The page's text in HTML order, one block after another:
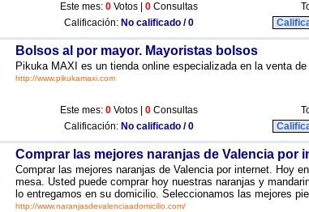
Este mes: 0 Votos | 0 Consultas
Calificación: No calificado / 0
Bolsos al por mayor. Mayoristas bolsos
Pikuka MAXI es un tienda online especializada en la venta
http://www.pikukamaxi.com
Este mes: 0 Votos | 0 Consultas
Calificación: No calificado / 0
Comprar las mejores naranjas de Valencia por
Comprar las mejores naranjas de Valencia por internet. Hoy
mesa. Usted puede comprar hoy nuestras naranjas y
lo entregamos en su domicilio. Seleccionamos las mejores
http://www.naranjasdevalenciaadomicilio.com/